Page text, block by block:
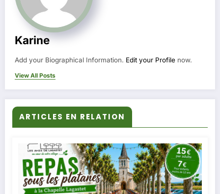
Karine
Add your Biographical Information. Edit your Profile now.
View All Posts
ARTICLES EN RELATION